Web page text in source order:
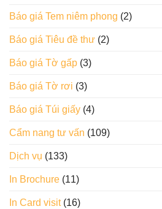
Báo giá Tem niêm phong (2)
Báo giá Tiêu đề thư (2)
Báo giá Tờ gấp (3)
Báo giá Tờ rơi (3)
Báo giá Túi giấy (4)
Cẩm nang tư vấn (109)
Dịch vụ (133)
In Brochure (11)
In Card visit(16)